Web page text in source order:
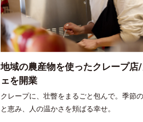
地域の農産物を使ったクレープ店
ェを開業
クレープに、壮瞥をまるごと包んで。季節
と恵み、人の温かさを頬ばる幸せ。